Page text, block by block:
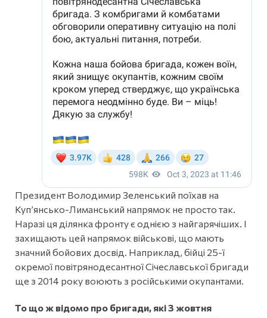
Президент Володимир Зеленський поїхав на
Купʼянсько-Лиманський напрямок не просто так.
Наразі ця ділянка фронту є однією з найгарячіших. І
захищають цей напрямок військові, що мають
значний бойових досвід. Наприклад, бійці 25-ї
окремої повітрянодесантної Січеславської бригади
ще з 2014 року воюють з російськими окупантами.
То що ж відомо про бригади, які 3 жовтня